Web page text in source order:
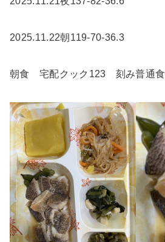
2025.11.22朝119-70-36.3
朝食 宅配クック123 刻み普通食